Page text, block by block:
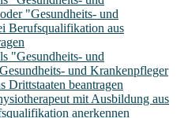
"Gesundheits- und
Berufsqualifikation aus
"Gesundheits- und
und Krankenpfleger
Drittstaaten beantragen
mit Ausbildung aus
anerkennen